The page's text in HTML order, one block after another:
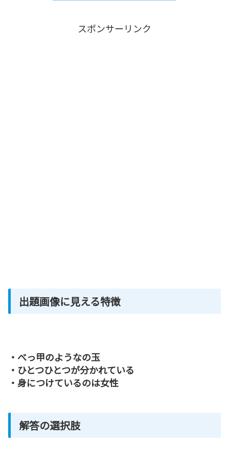
スポンサーリンク
出題画像に見える特徴
・べっ甲のようなの玉
・ひとつひとつが分かれている
・身につけているのは女性
解答の選択肢